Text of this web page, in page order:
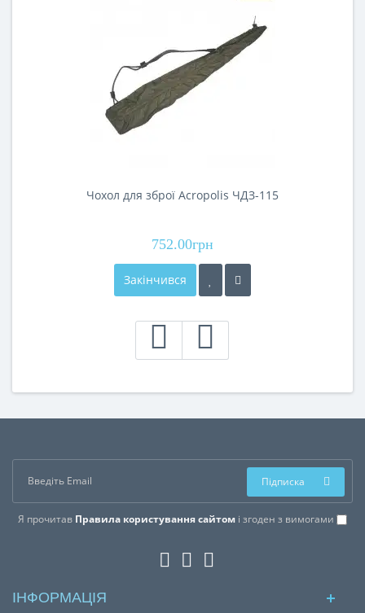
Чохол для зброї Acropolis ЧДЗ-115
752.00грн
Закінчився
Я прочитав Правила користування сайтом і згоден з вимогами
Підписка
ІНФОРМАЦІЯ